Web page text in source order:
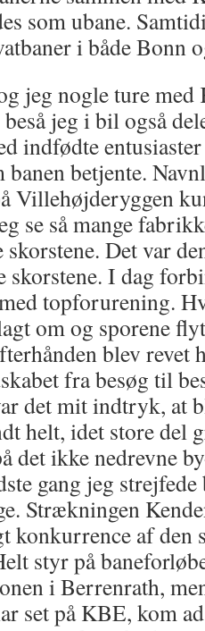
som ubane.
i både Bonn
jeg nogle ture
jeg i bil også
indfødte
banen betjente.
Villehøjderyggen
se så mange
skorstene. Det var
skorstene. I dag
topforurening.
om og sporene
blev revet
fra besøg til
det mit indtryk, at
helt, idet store del
det ikke nedrevne
gang jeg
Strækningen
konkurrence af den
styr på
i Berrenrath,
set på KBE, kom